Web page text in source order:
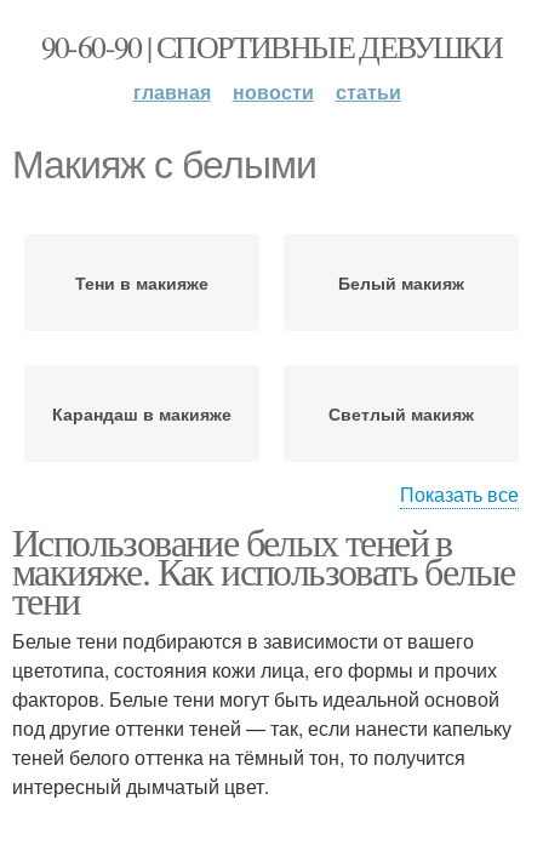
90-60-90 | СПОРТИВНЫЕ ДЕВУШКИ
главная новости статьи
Макияж с белыми
Тени в макияже Белый макияж
Карандаш в макияже Светлый макияж
светлому макияжу
Макияж для светлых
глаз
Стрелка в макияж Черно-белый макияж
Макияж с черными
Показать все
Использование белых теней в
макияже. Как использовать белые
тени
Белые тени подбираются в зависимости от вашего
цветотипа, состояния кожи лица, его формы и прочих
факторов. Белые тени могут быть идеальной основой
под другие оттенки теней — так, если нанести капельку
теней белого оттенка на тёмный тон, то получится
интересный дымчатый цвет.